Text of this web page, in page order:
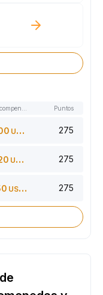
Puntos
USDT 275
USDT 275
USDT 275